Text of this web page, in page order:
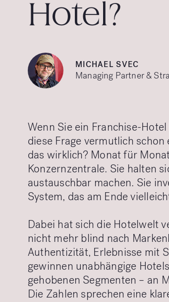
Hotel?
MICHAEL SVEC
Managing Partner &
Wenn Sie ein Franchise-
diese Frage vermutlich
das wirklich? Monat für
Konzernzentrale. Sie halten
austauschbar machen. Sie
System, das am Ende
Dabei hat sich die Hotelwelt
nicht mehr blind nach
Authentizität, Erlebnisse mit
gewinnen unabhängige
gehobenen Segmenten – an
Die Zahlen sprechen eine